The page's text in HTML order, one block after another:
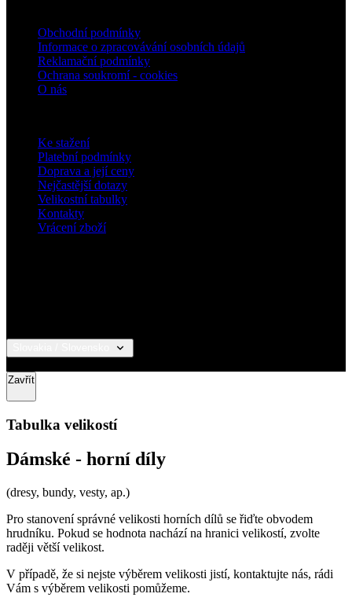
Obchodní podmínky
Informace o zpracovávání osobních údajů
Reklamační podmínky
Ochrana soukromí - cookies
O nás
Ke stažení
Platební podmínky
Doprava a její ceny
Nejčastější dotazy
Velikostní tabulky
Kontakty
Vrácení zboží
Zavřít
Tabulka velikostí
Dámské - horní díly
(dresy, bundy, vesty, ap.)
Pro stanovení správné velikosti horních dílů se řiďte obvodem
hrudníku. Pokud se hodnota nachází na hranici velikostí, zvolte
raději větší velikost.
V případě, že si nejste výběrem velikosti jistí, kontaktujte nás, rádi
Vám s výběrem velikosti pomůžeme.